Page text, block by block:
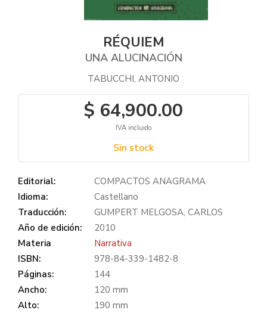
RÉQUIEM
UNA ALUCINACIÓN
TABUCCHI, ANTONIO
$ 64,900.00
IVA incluido
Sin stock
Editorial:
COMPACTOS ANAGRAMA
Idioma:
Castellano
Traducción:
GUMPERT MELGOSA, CARLOS
Año de edición:
2010
Materia
Narrativa
ISBN:
978-84-339-1482-8
Páginas:
144
Ancho:
120 mm
Alto:
190 mm